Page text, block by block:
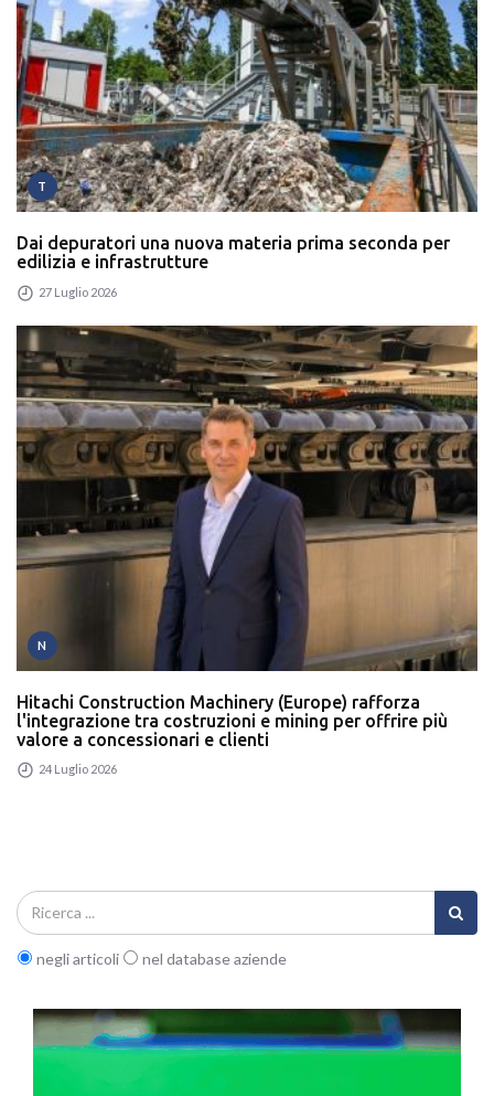
T
Dai depuratori una nuova materia prima seconda per
edilizia e infrastrutture
27 Luglio 2026
N
Hitachi Construction Machinery (Europe) rafforza
l'integrazione tra costruzioni e mining per offrire più
valore a concessionari e clienti
24 Luglio 2026
negli articoli nel database aziende